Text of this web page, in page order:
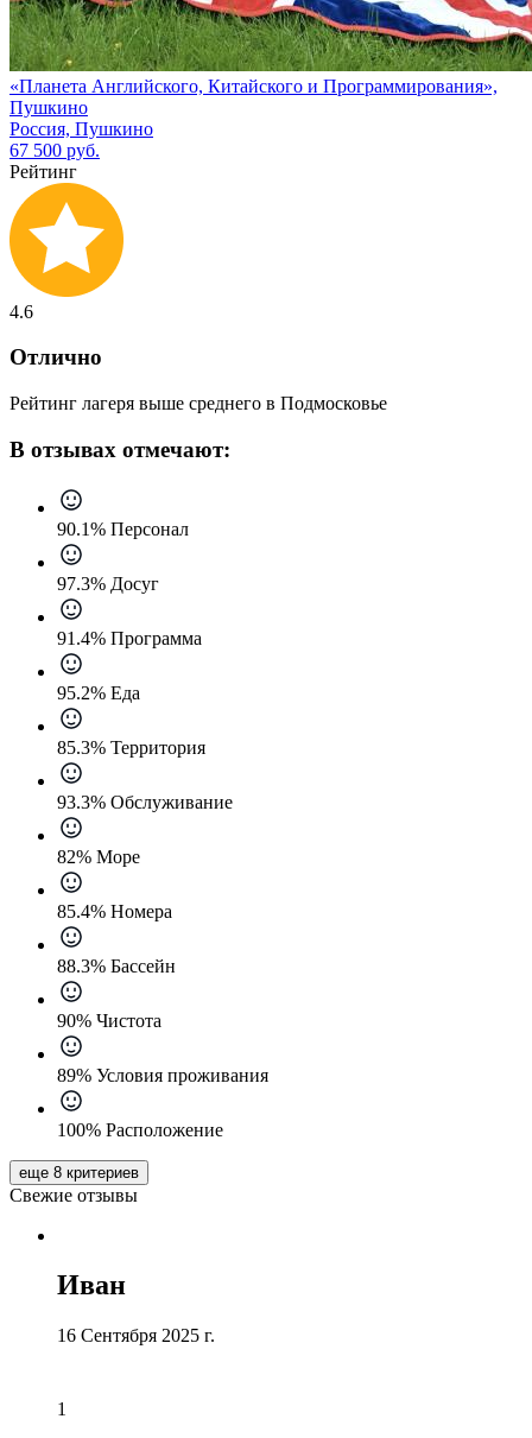
«Планета Английского, Китайского и Программирования»,
Пушкино
Россия, Пушкино
67 500 руб.
Рейтинг
4.6
Отлично
Рейтинг лагеря выше среднего в Подмосковье
В отзывах отмечают:
90.1% Персонал
97.3% Досуг
91.4% Программа
95.2% Еда
85.3% Территория
93.3% Обслуживание
82% Море
85.4% Номера
88.3% Бассейн
90% Чистота
89% Условия проживания
100% Расположение
еще 8 критериев
Свежие отзывы
Иван
16 Сентября 2025 г.
1